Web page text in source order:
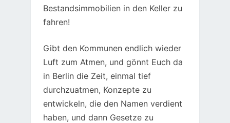
Bestandsimmobilien in den Keller zu
fahren!
Gibt den Kommunen endlich wieder
Luft zum Atmen, und gönnt Euch da
in Berlin die Zeit, einmal tief
durchzuatmen, Konzepte zu
entwickeln, die den Namen verdient
haben, und dann Gesetze zu